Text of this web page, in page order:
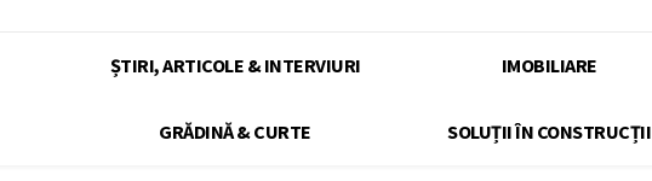
ȘTIRI, ARTICOLE & INTERVIURI IMOBILIARE
GRĂDINĂ & CURTE SOLUȚII ÎN CONSTRUCȚII